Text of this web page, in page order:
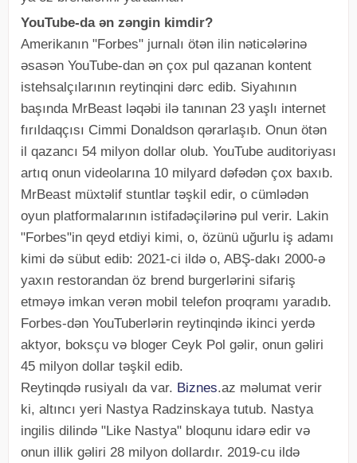
YouTube-da ən zəngin kimdir?
Amerikanın "Forbes" jurnalı ötən ilin nəticələrinə
əsasən YouTube-dan ən çox pul qazanan kontent
istehsalçılarının reytinqini dərc edib. Siyahının
başında MrBeast ləqəbi ilə tanınan 23 yaşlı internet
fırıldaqçısı Cimmi Donaldson qərarlaşıb. Onun ötən
il qazancı 54 milyon dollar olub. YouTube auditoriyası
artıq onun videolarına 10 milyard dəfədən çox baxıb.
MrBeast müxtəlif stuntlar təşkil edir, o cümlədən
oyun platformalarının istifadəçilərinə pul verir. Lakin
"Forbes"in qeyd etdiyi kimi, o, özünü uğurlu iş adamı
kimi də sübut edib: 2021-ci ildə o, ABŞ-dakı 2000-ə
yaxın restorandan öz brend burgerlərini sifariş
etməyə imkan verən mobil telefon proqramı yaradıb.
Forbes-dən YouTuberlərin reytinqində ikinci yerdə
aktyor, boksçu və bloger Ceyk Pol gəlir, onun gəliri
45 milyon dollar təşkil edib.
Reytinqdə rusiyalı da var. Biznes.az məlumat verir
ki, altıncı yeri Nastya Radzinskaya tutub. Nastya
ingilis dilində "Like Nastya" bloqunu idarə edir və
onun illik gəliri 28 milyon dollardır. 2019-cu ildə